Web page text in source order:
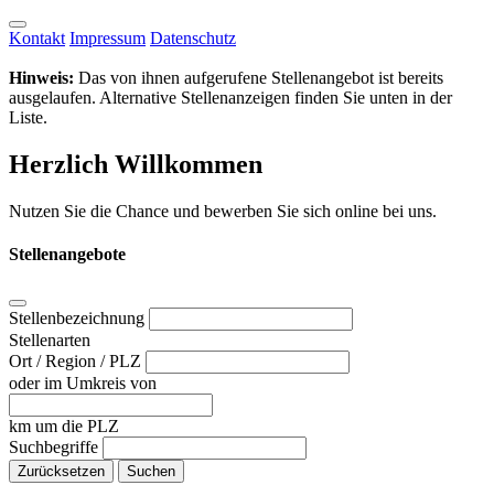
Kontakt Impressum Datenschutz
Hinweis: Das von ihnen aufgerufene Stellenangebot ist bereits
ausgelaufen. Alternative Stellenanzeigen finden Sie unten in der
Liste.
Herzlich Willkommen
Nutzen Sie die Chance und bewerben Sie sich online bei uns.
Stellenangebote
Stellenbezeichnung
Stellenarten
Ort / Region / PLZ
oder im Umkreis von
km um die PLZ
Suchbegriffe